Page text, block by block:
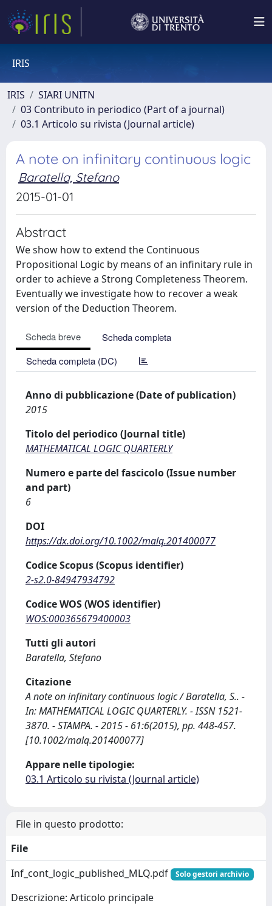
IRIS
IRIS
SIARI UNITN
03 Contributo in periodico (Part of a journal)
03.1 Articolo su rivista (Journal article)
A note on infinitary continuous logic
Baratella, Stefano
2015-01-01
Abstract
We show how to extend the Continuous
Propositional Logic by means of an infinitary rule in
order to achieve a Strong Completeness Theorem.
Eventually we investigate how to recover a weak
version of the Deduction Theorem.
Scheda breve
Scheda completa
Scheda completa (DC)
Anno di pubblicazione (Date of publication)
2015
Titolo del periodico (Journal title)
MATHEMATICAL LOGIC QUARTERLY
Numero e parte del fascicolo (Issue number
and part)
6
DOI
https://dx.doi.org/10.1002/malq.201400077
Codice Scopus (Scopus identifier)
2-s2.0-84947934792
Codice WOS (WOS identifier)
WOS:000365679400003
Tutti gli autori
Baratella, Stefano
Citazione
A note on infinitary continuous logic / Baratella, S.. -
In: MATHEMATICAL LOGIC QUARTERLY. - ISSN 1521-
3870. - STAMPA. - 2015 - 61:6(2015), pp. 448-457.
[10.1002/malq.201400077]
Appare nelle tipologie:
03.1 Articolo su rivista (Journal article)
File in questo prodotto:
File
Inf_cont_logic_published_MLQ.pdf
Solo gestori archivio
Descrizione: Articolo principale